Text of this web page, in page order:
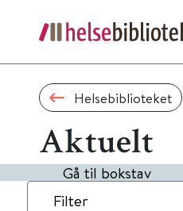
Helsebiblioteket
Aktuelt
Gå til bokstav
Filter